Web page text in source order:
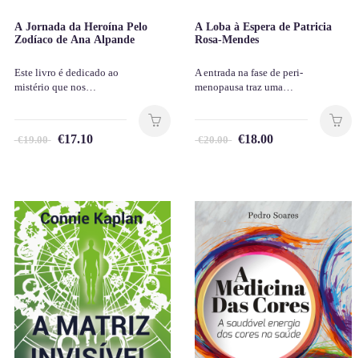
A Jornada da Heroína Pelo
Zodíaco de Ana Alpande
Este livro é dedicado ao
mistério que nos…
€19.00 €17.10
A Loba à Espera de Patricia
Rosa-Mendes
A entrada na fase de peri-
menopausa traz uma…
€20.00 €18.00